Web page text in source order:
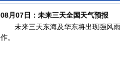
08月07日：未来三天全国天气预报
未来三天东海及华东将出现强风
作。